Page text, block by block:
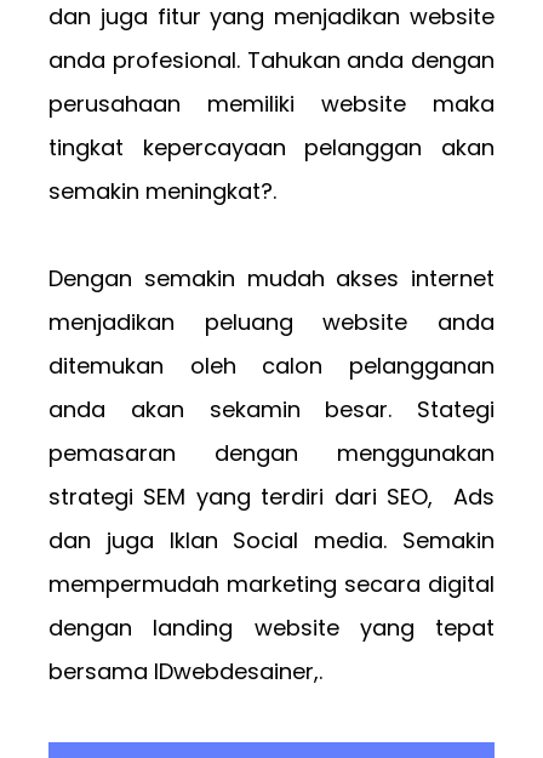
dan juga fitur yang menjadikan website
anda profesional. Tahukan anda dengan
perusahaan memiliki website maka
tingkat kepercayaan pelanggan akan
semakin meningkat?.
Dengan semakin mudah akses internet
menjadikan peluang website anda
ditemukan oleh calon pelangganan
anda akan sekamin besar. Stategi
pemasaran dengan menggunakan
strategi SEM yang terdiri dari SEO, Ads
dan juga Iklan Social media. Semakin
mempermudah marketing secara digital
dengan landing website yang tepat
bersama IDwebdesainer,.